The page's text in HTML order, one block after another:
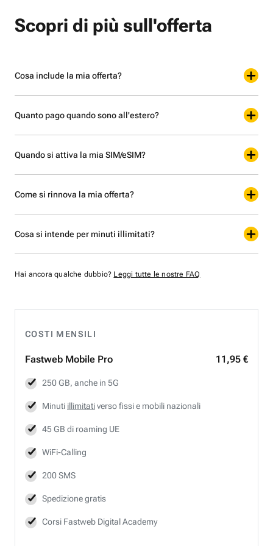
COSTI MENSILI
Fastweb Mobile Pro 11,95 €
250 GB, anche in 5G
Minuti illimitativerso fissi e mobili nazionali
45 GB di roaming UE
WiFi-Calling
200 SMS
Spedizione gratis
Corsi Fastweb Digital Academy
Scopri di più sull'offerta
Cosa include la mia offerta?
Quanto pago quando sono all'estero?
Quando si attiva la mia SIM/eSIM?
Come si rinnova la mia offerta?
Cosa si intende per minuti illimitati?
Hai ancora qualche dubbio? Leggi tutte le nostre FAQ